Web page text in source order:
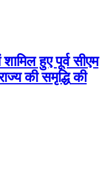
हुए पूर्व सीएम
की समृद्धि की